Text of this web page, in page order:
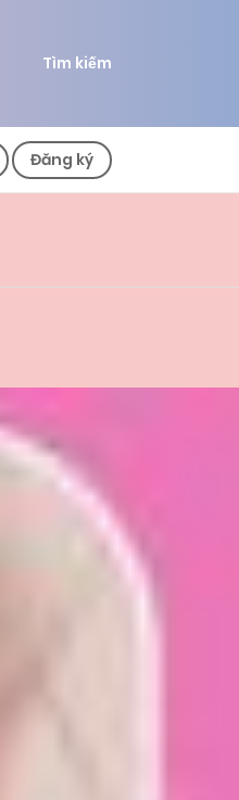
Tìm kiếm
Đăng ký